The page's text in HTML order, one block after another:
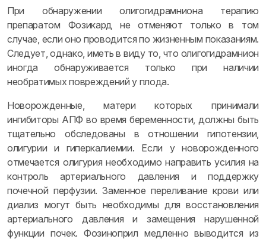
При обнаружении олигогидрамниона терапию
препаратом Фозикард не отменяют только в том
случае, если оно проводится по жизненным показаниям.
Следует, однако, иметь в виду то, что олигогидрамнион
иногда обнаруживается только при наличии
необратимых повреждений у плода.
Новорожденные, матери которых принимали
ингибиторы АПФ во время беременности, должны быть
тщательно обследованы в отношении гипотензии,
олигурии и гиперкалиемии. Если у новорожденного
отмечается олигурия необходимо направить усилия на
контроль артериального давления и поддержку
почечной перфузии. Заменное переливание крови или
диализ могут быть необходимы для восстановления
артериального давления и замещения нарушенной
функции почек. Фозиноприл медленно выводится из